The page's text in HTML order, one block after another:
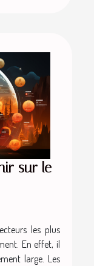
sur le
les plus
En effet, il
large. Les